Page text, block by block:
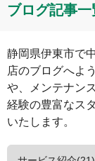
ブログ記事一
静岡県伊東市で
店のブログへよ
や、メンテナン
経験の豊富なス
いたします。